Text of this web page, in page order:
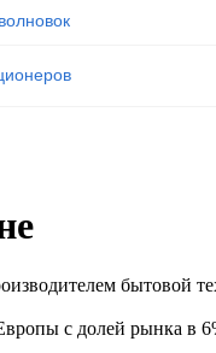
бытовой
с долей рынка в